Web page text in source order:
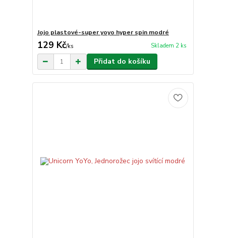
Jojo plastové-super yoyo hyper spin modré
129 Kč/ks Skladem 2 ks
Přidat do košíku